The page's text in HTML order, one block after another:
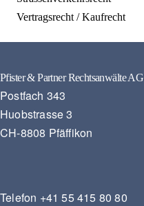
Vertragsrecht / Kaufrecht
Pfister & Partner Rechtsanwälte AG
Postfach 343
Huobstrasse 3
CH-8808 Pfäffikon
Telefon +41 55 415 80 80